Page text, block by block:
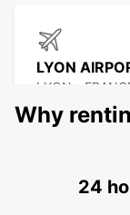
LYON
LYON -
Why
24